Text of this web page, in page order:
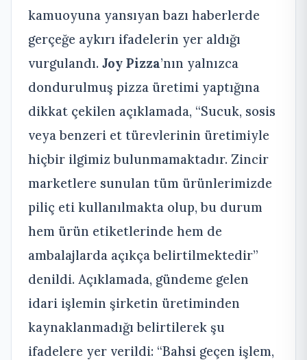
kamuoyuna yansıyan bazı haberlerde
gerçeğe aykırı ifadelerin yer aldığı
vurgulandı. Joy Pizza’nın yalnızca
dondurulmuş pizza üretimi yaptığına
dikkat çekilen açıklamada, “Sucuk, sosis
veya benzeri et türevlerinin üretimiyle
hiçbir ilgimiz bulunmamaktadır. Zincir
marketlere sunulan tüm ürünlerimizde
piliç eti kullanılmakta olup, bu durum
hem ürün etiketlerinde hem de
ambalajlarda açıkça belirtilmektedir”
denildi. Açıklamada, gündeme gelen
idari işlemin şirketin üretiminden
kaynaklanmadığı belirtilerek şu
ifadelere yer verildi: “Bahsi geçen işlem,